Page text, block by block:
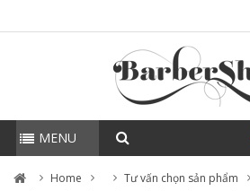
MENU
Home
Tư vấn chọn sản phẩm